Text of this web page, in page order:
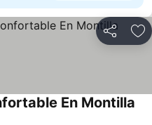
Partilhar
En Montilla